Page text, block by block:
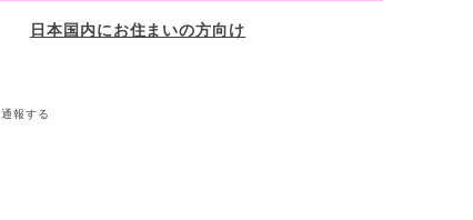
日本国内にお住まいの方向け
通報する